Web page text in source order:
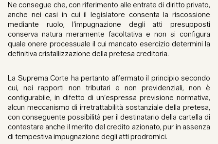
Ne consegue che, con riferimento alle entrate di diritto privato,
anche nei casi in cui il legislatore consenta la riscossione
mediante ruolo, l’impugnazione degli atti presupposti
conserva natura meramente facoltativa e non si configura
quale onere processuale il cui mancato esercizio determini la
definitiva cristallizzazione della pretesa creditoria.
La Suprema Corte ha pertanto affermato il principio secondo
cui, nei rapporti non tributari e non previdenziali, non è
configurabile, in difetto di un’espressa previsione normativa,
alcun meccanismo di irretrattabilità sostanziale della pretesa,
con conseguente possibilità per il destinatario della cartella di
contestare anche il merito del credito azionato, pur in assenza
di tempestiva impugnazione degli atti prodromici.